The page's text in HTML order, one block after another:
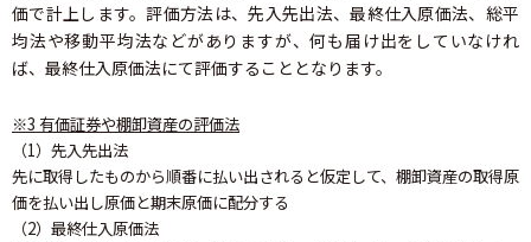
価で計上します。評価方法は、先入先出法、最終仕入原価法、総平
均法や移動平均法などがありますが、何も届け出をしていなけれ
ば、最終仕入原価法にて評価することとなります。
※3 有価証券や棚卸資産の評価法
（1）先入先出法
先に取得したものから順番に払い出されると仮定して、棚卸資産の取得原
価を払い出し原価と期末原価に配分する
（2）最終仕入原価法